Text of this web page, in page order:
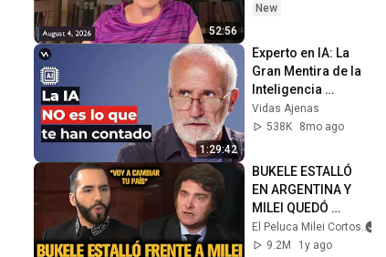
52:56
New
1:29:42
Experto en IA: La
Gran Mentira de la
Inteligencia
Artificial | Dr.
Ramón López de
Vidas Ajenas
538K
8mo ago
BUKELE ESTALLÓ
EN ARGENTINA Y
MILEI QUEDÓ
IMPACTADO
El Peluca Milei Cortos
9.2M
1y ago